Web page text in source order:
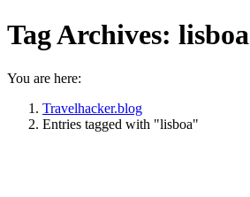
Tag Archives: lisboa
You are here:
Travelhacker.blog
Entries tagged with "lisboa"